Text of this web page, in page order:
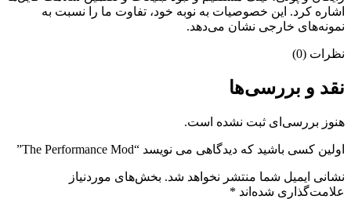
اشاره کرد. این خصوصیات به نوبه خود، تفاوت ما را نسبت به
نمونه‌های خارجی نشان می‌دهد.
نظرات (0)
نقد و بررسی‌ها
هنوز بررسی‌ای ثبت نشده است.
اولین کسی باشید که دیدگاهی می نویسد “The Performance Mod”
نشانی ایمیل شما منتشر نخواهد شد. بخش‌های موردنیاز
علامت‌گذاری شده‌اند *